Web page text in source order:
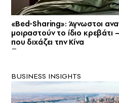
«Bed-Sharing»: Άγνωστοι
μοιραστούν το ίδιο κρεβάτι
που διχάζει την Κίνα
BUSINESS INSIGHTS